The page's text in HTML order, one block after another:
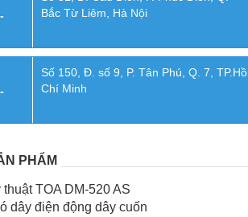
Bắc Từ Liêm, Hà Nội
Số 150, Đ. số 9, P. Tân Phú, Q. 7, TP.Hồ
Chí Minh
PHẨM
TOA DM-520 AS
dây điện động dây cuốn